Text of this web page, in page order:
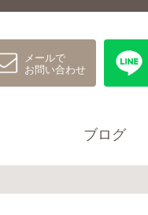
メールで
お問い合わせ
ブログ